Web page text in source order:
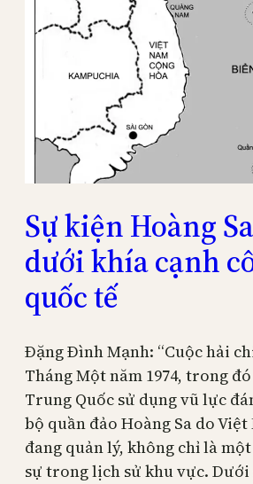
Sự kiện Hoàng
dưới khía cạnh
quốc tế
Đặng Đình Mạnh: “Cuộc hải
Tháng Một năm 1974, trong
Trung Quốc sử dụng vũ lực
bộ quần đảo Hoàng Sa do Việt
đang quản lý, không chỉ là
sự trong lịch sử khu vực.